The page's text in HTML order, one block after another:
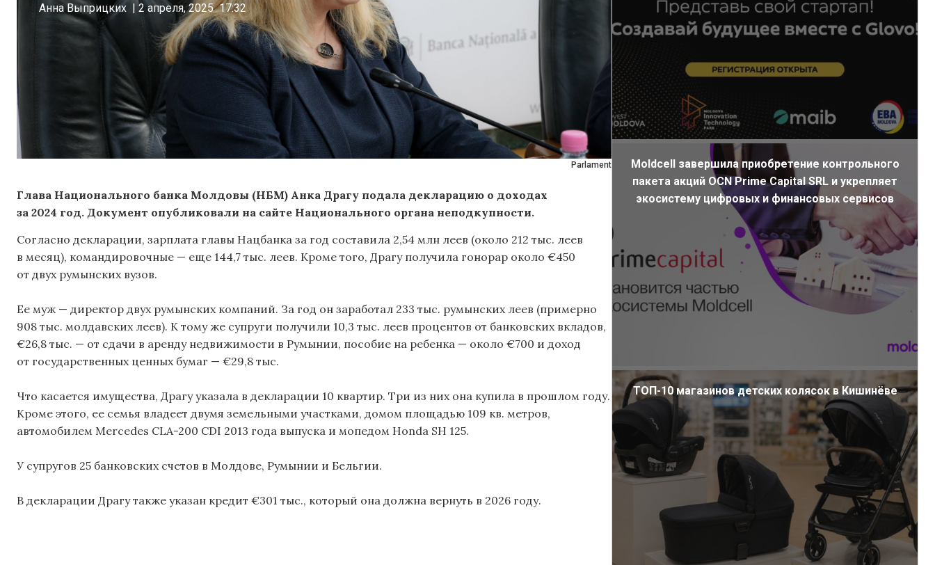
Parlament
Анна Выприцких | 2 апреля, 2025 17:32
Глава Национального банка Молдовы (НБМ) Анка Драгу подала декларацию о доходах
за 2024 год. Документ опубликовали на сайте Национального органа неподкупности.
Согласно декларации, зарплата главы Нацбанка за год составила 2,54 млн леев (около 212 тыс. леев
в месяц), командировочные — еще 144,7 тыс. леев. Кроме того, Драгу получила гонорар около €450
от двух румынских вузов.
Ее муж — директор двух румынских компаний. За год он заработал 233 тыс. румынских леев (примерно
908 тыс. молдавских леев). К тому же супруги получили 10,3 тыс. леев процентов от банковских вкладов,
€26,8 тыс. — от сдачи в аренду недвижимости в Румынии, пособие на ребенка — около €700 и доход
от государственных ценных бумаг — €29,8 тыс.
Что касается имущества, Драгу указала в декларации 10 квартир. Три из них она купила в прошлом году.
Кроме этого, ее семья владеет двумя земельными участками, домом площадью 109 кв. метров,
автомобилем Mercedes CLA-200 CDI 2013 года выпуска и мопедом Honda SH 125.
У супругов 25 банковских счетов в Молдове, Румынии и Бельгии.
В декларации Драгу также указан кредит €301 тыс., который она должна вернуть в 2026 году.
Moldcell завершила приобретение контрольного
пакета акций OCN Prime Capital SRL и укрепляет
экосистему цифровых и финансовых сервисов
ТОП-10 магазинов детских колясок в Кишинёве